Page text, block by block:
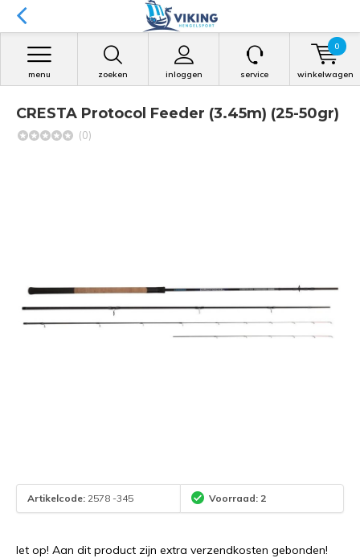
zoeken inloggen
menu service winkelwagen
0
CRESTA Protocol Feeder (3.45m) (25-50gr)
(0)
Artikelcode: 2578 -345 Voorraad: 2
let op! Aan dit product zijn extra verzendkosten gebonden!